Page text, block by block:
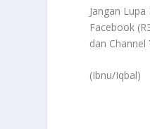
Jangan
Facebook
dan
(Ibnu/Iqbal)